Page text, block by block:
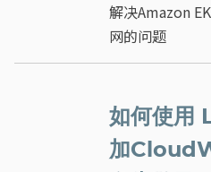
解决Amazon
网的问题
如何使用
加